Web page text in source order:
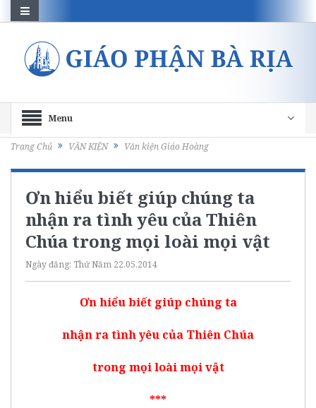
Menu
Trang Chủ VĂN KIỆN Văn kiện Giáo Hoàng
Ơn hiểu biết giúp chúng ta
nhận ra tình yêu của Thiên
Chúa trong mọi loài mọi vật
Ngày đăng: Thứ Năm 22.05.2014
Ơn hiểu biết giúp chúng ta
nhận ra tình yêu của Thiên Chúa
trong mọi loài mọi vật
***